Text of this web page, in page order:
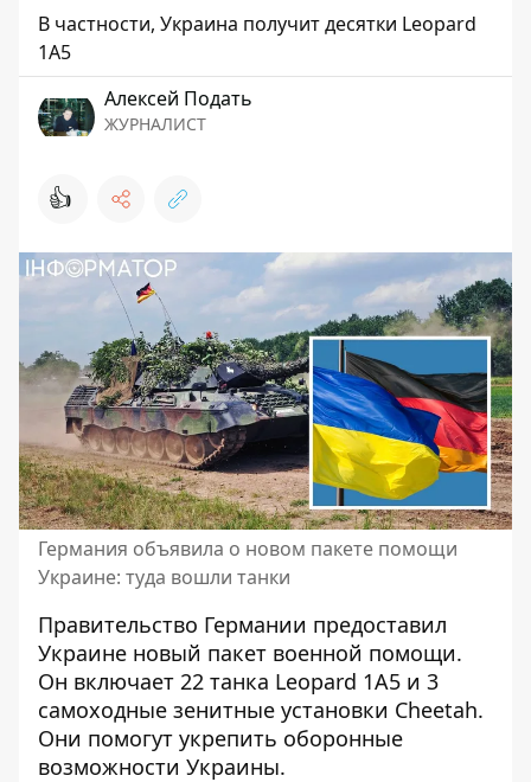
В частности, Украина получит десятки Leopard
1A5
Алексей Подать
ЖУРНАЛИСТ
👍
Германия объявила о новом пакете помощи
Украине: туда вошли танки
Правительство Германии предоставил
Украине новый пакет военной помощи.
Он включает 22 танка Leopard 1A5 и 3
самоходные зенитные установки Cheetah.
Они помогут укрепить оборонные
возможности Украины.